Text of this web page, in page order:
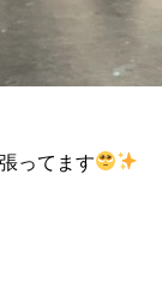
ってます